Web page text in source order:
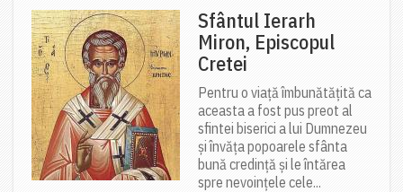
Sfântul Ierarh
Miron, Episcopul
Cretei
Pentru o viață îmbunătățită ca
aceasta a fost pus preot al
sfintei biserici a lui Dumnezeu
și învăța popoarele sfânta
bună credință și le întărea
spre nevoințele cele...